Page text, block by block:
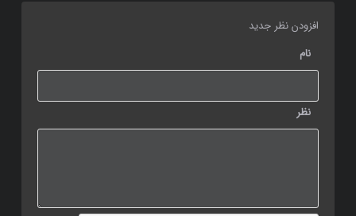
افزودن نظر جدید
نام
نظر